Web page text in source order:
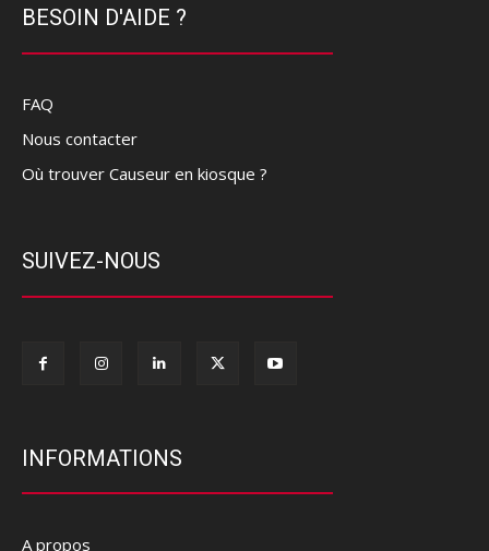
BESOIN D'AIDE ?
FAQ
Nous contacter
Où trouver Causeur en kiosque ?
SUIVEZ-NOUS
INFORMATIONS
A propos